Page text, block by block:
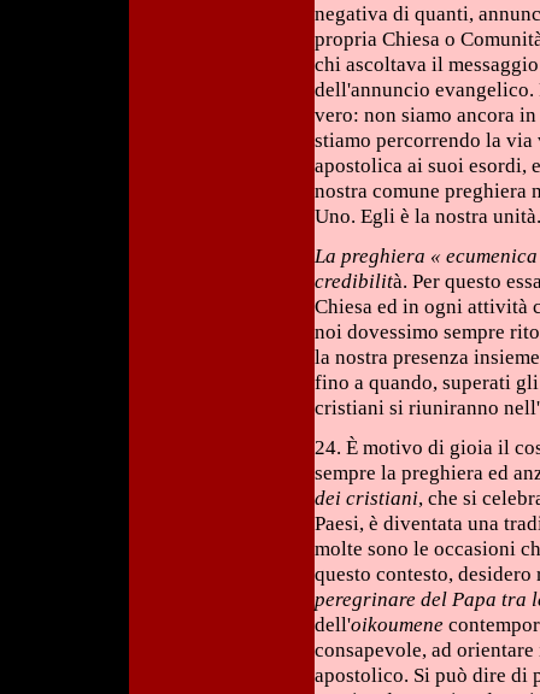
negativa di quanti,
propria Chiesa o
chi ascoltava il
dell'annuncio evangelico.
vero: non siamo ancora
stiamo percorrendo la
apostolica ai suoi esordi,
nostra comune preghiera
Uno. Egli è la nostra
La preghiera «
credibilità. Per questo
Chiesa ed in ogni attività
noi dovessimo sempre
la nostra presenza
fino a quando, superati
cristiani si riuniranno
24. È motivo di gioia il
sempre la preghiera ed
dei cristiani, che si
Paesi, è diventata una
molte sono le occasioni
questo contesto,
peregrinare del Papa tra
dell'oikoumene
consapevole, ad
apostolico. Si può dire di